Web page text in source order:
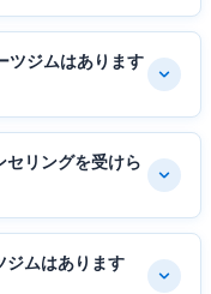
ツジムはあります
セリングを受けら
ジムはあります